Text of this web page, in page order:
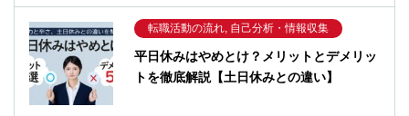
転職活動の流れ, 自己分析・情報収集
平日休みはやめとけ？メリットとデメリッ
トを徹底解説【土日休みとの違い】